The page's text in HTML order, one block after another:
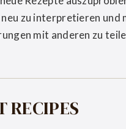
zu interpretieren und
mit anderen zu
RECIPES